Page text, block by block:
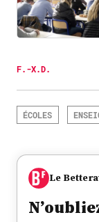
F.-X.D.
ÉCOLES
Le